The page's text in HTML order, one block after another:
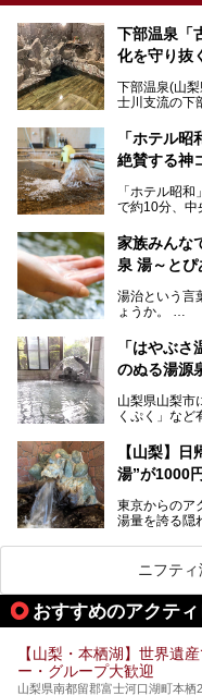
下部温泉「
化を守り抜
下部温泉(山
士川支流の下
中でも「古
したと伝え
いても混浴文
向にありま
の姿が保たれ
今回は足元湧
じめ、湯治棟
舘」の全貌を
「ホテル
絶賛する神
「ホテル昭
で約10分、中
から、一人泊
しかし、最大
統の単純温泉
不可なことも
では循環濾
温泉。まさ
室や無料朝食
コスパ宿の全
家族みんな
泉 湯～と
湯治という言
ょうか。
なかなか体
が山梨にあり
ぴあ」の魅力
提供元：株
この記事は株
「はやぶ
のぬる湯源
山梨県山梨市
くぷく」など
です。今回
はもちろん
す。
します。
【山梨】
湯”が1000
東京からのア
湯量を誇る隠
も、これから
る“ぬる湯”
までリラッ
した感想と共
※ぬる湯とは
ニフテ
おすすめのアクテ
【山梨・本栖湖】世界遺
ー・グループ大歓迎
山梨県南都留郡富士河口湖町本栖